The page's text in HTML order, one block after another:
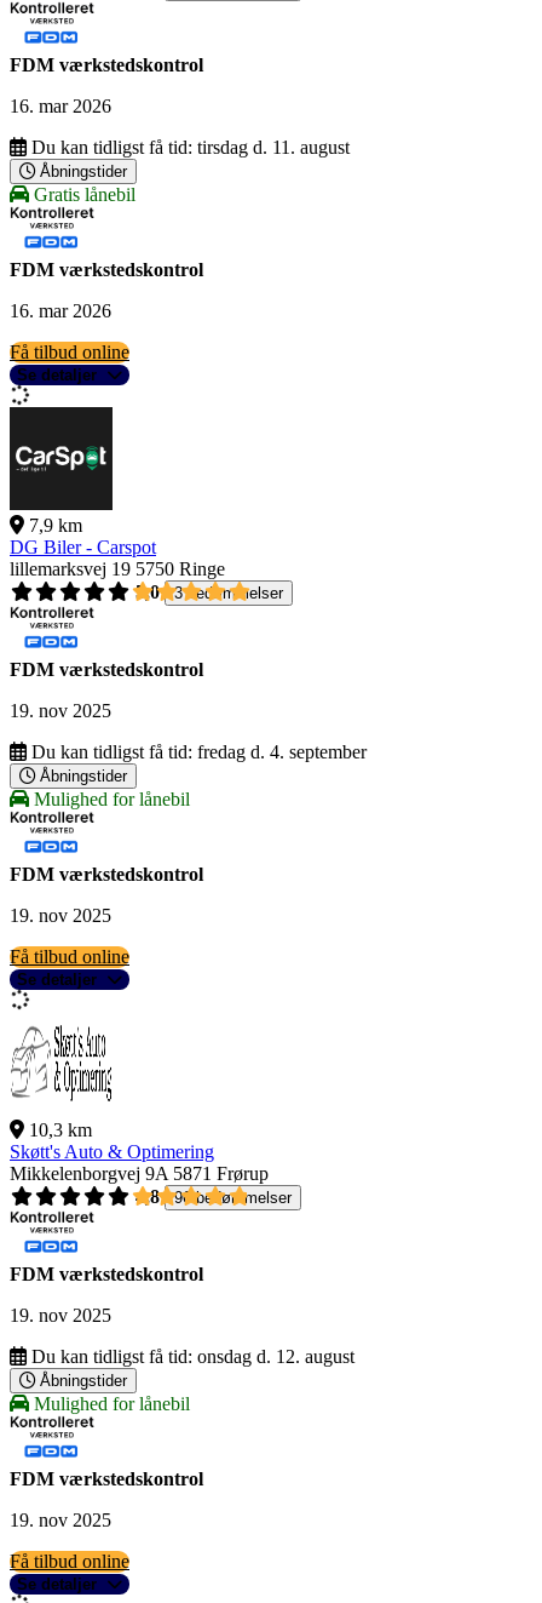
FDM værkstedskontrol
16. mar 2026
Du kan tidligst få tid: tirsdag d. 11. august
Åbningstider
Gratis lånebil
FDM værkstedskontrol
16. mar 2026
Få tilbud online
Se detaljer
7,9 km
DG Biler - Carspot
lillemarksvej 19 5750 Ringe
5,0
3 bedømmelser
FDM værkstedskontrol
19. nov 2025
Du kan tidligst få tid: fredag d. 4. september
Åbningstider
Mulighed for lånebil
FDM værkstedskontrol
19. nov 2025
Få tilbud online
Se detaljer
10,3 km
Skøtt's Auto & Optimering
Mikkelenborgvej 9A 5871 Frørup
4,8
96 bedømmelser
FDM værkstedskontrol
19. nov 2025
Du kan tidligst få tid: onsdag d. 12. august
Åbningstider
Mulighed for lånebil
FDM værkstedskontrol
19. nov 2025
Få tilbud online
Se detaljer